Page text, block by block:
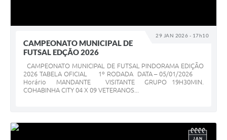
29 JAN 2026 - 17h10
CAMPEONATO MUNICIPAL DE
FUTSAL EDÇÃO 2026
CAMPEONATO MUNICIPAL DE FUTSAL PINDORAMA EDIÇÃO
2026 TABELA OFICIAL 1º RODADA DATA – 05/01/2026
Horário MANDANTE VISITANTE GRUPO 19H30MIN.
COHABINHA CITY 04 X 09 VETERANOS...
JAN